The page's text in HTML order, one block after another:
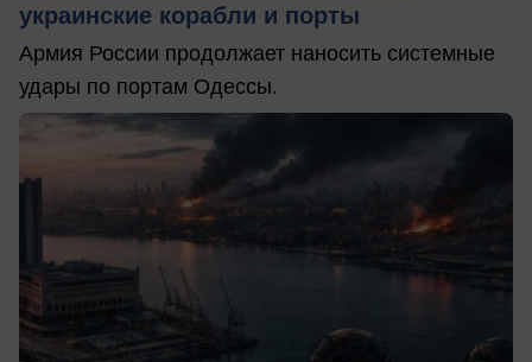
украинские корабли и порты
Армия России продолжает наносить системные
удары по портам Одессы.